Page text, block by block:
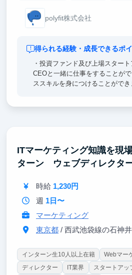
polyfit株式会社
得られる経験・成長できるポ
・投資ファンド及び上場スター
CEOと一緒に仕事をすることが
ススキルを身につけることができ
ITマーケティング知識を現
ターン ウェブディレクタ
時給 1,230円
週 1日〜
マーケティング
東京都/ 西武池袋線の石神井公園
インターン生10人以上在籍
Webマー
ディレクター
IT業界 スタートアッ